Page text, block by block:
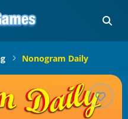
Nonogram Daily